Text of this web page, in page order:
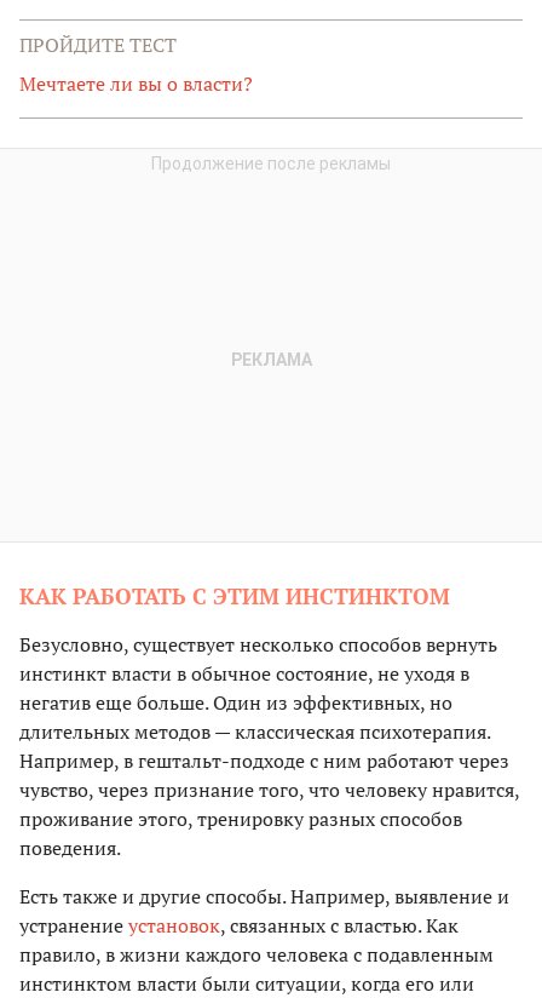
ПРОЙДИТЕ ТЕСТ
Мечтаете ли вы о власти?
КАК РАБОТАТЬ С ЭТИМ ИНСТИНКТОМ
Безусловно, существует несколько способов вернуть
инстинкт власти в обычное состояние, не уходя в
негатив еще больше. Один из эффективных, но
длительных методов — классическая психотерапия.
Например, в гештальт-подходе с ним работают через
чувство, через признание того, что человеку нравится,
проживание этого, тренировку разных способов
поведения.
Есть также и другие способы. Например, выявление и
устранениеустановок, связанных с властью. Как
правило, в жизни каждого человека с подавленным
инстинктом власти были ситуации, когда его или